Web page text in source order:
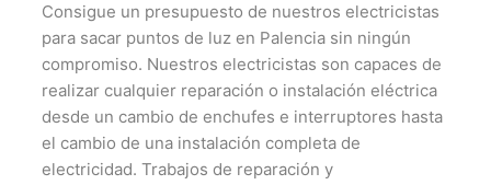
Consigue un presupuesto de nuestros electricistas
para sacar puntos de luz en Palencia sin ningún
compromiso. Nuestros electricistas son capaces de
realizar cualquier reparación o instalación eléctrica
desde un cambio de enchufes e interruptores hasta
el cambio de una instalación completa de
electricidad. Trabajos de reparación y